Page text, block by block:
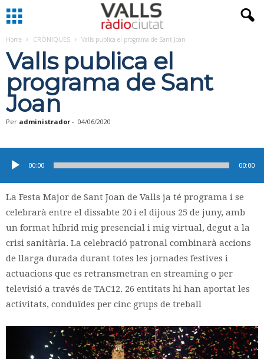
Home CRÒNIQUES Valls publica el programa de Sant Joan
Valls publica el
programa de Sant
Joan
Per administrador - 04/06/2020
d'àudio
00:00 00:00
La Festa Major de Sant Joan de Valls ja té programa i se
celebrarà entre el dissabte 20 i el dijous 25 de juny, amb
un format híbrid mig presencial i mig virtual, degut a la
crisi sanitària. La celebració patronal combinarà accions
de llarga durada durant totes les jornades festives i
actuacions que es retransmetran en streaming o per
televisió a través de TAC12. 26 entitats hi han aportat les
activitats, conduïdes per cinc grups de treball